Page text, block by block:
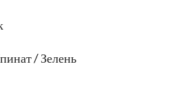
/ Зелень